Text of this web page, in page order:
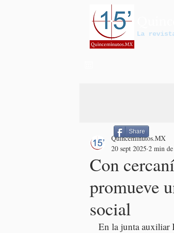
La
Con
promueve
social
Quinceminutos.MX
20 sept 2025 2 min
En la junta auxiliar
Share